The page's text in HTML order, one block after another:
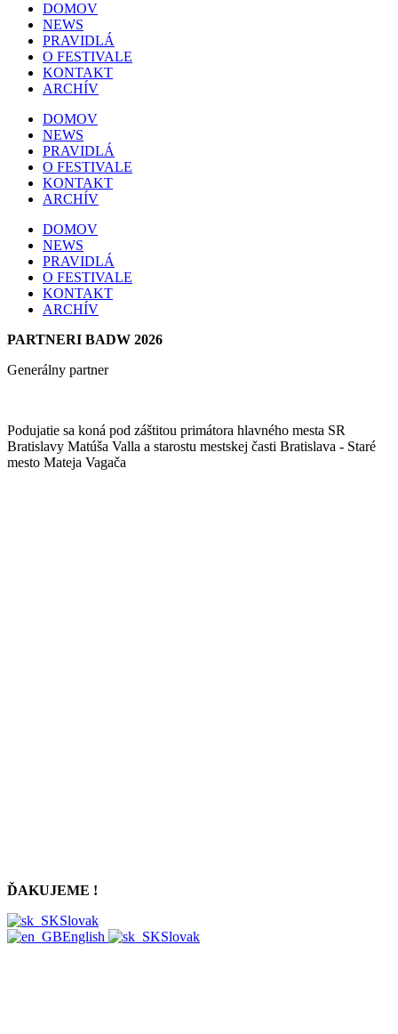
DOMOV
NEWS
PRAVIDLÁ
O FESTIVALE
KONTAKT
ARCHÍV
DOMOV
NEWS
PRAVIDLÁ
O FESTIVALE
KONTAKT
ARCHÍV
DOMOV
NEWS
PRAVIDLÁ
O FESTIVALE
KONTAKT
ARCHÍV
PARTNERI BADW 2026
Generálny partner
Podujatie sa koná pod záštitou primátora hlavného mesta SR
Bratislavy Matúša Valla a starostu mestskej časti Bratislava - Staré
mesto Mateja Vagača
ĎAKUJEME !
Slovak
English
Slovak